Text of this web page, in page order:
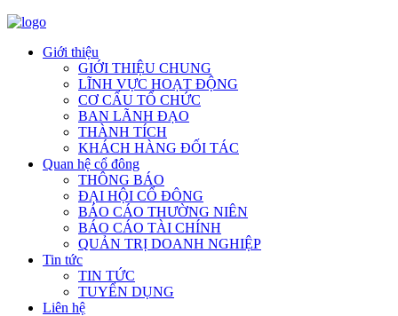
Giới thiệu
GIỚI THIỆU CHUNG
LĨNH VỰC HOẠT ĐỘNG
CƠ CẤU TỔ CHỨC
BAN LÃNH ĐẠO
THÀNH TÍCH
KHÁCH HÀNG ĐỐI TÁC
Quan hệ cổ đông
THÔNG BÁO
ĐẠI HỘI CỔ ĐÔNG
BÁO CÁO THƯỜNG NIÊN
BÁO CÁO TÀI CHÍNH
QUẢN TRỊ DOANH NGHIỆP
Tin tức
TIN TỨC
TUYỂN DỤNG
Liên hệ